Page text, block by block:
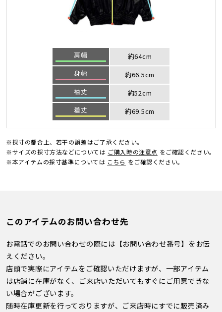
肩幅
約64cm
身幅
約66.5cm
袖丈
約52cm
着丈
約69.5cm
※採寸の都合上、若干の誤差はご了承ください。
※サイズの採寸方法などについては ご購入時の注意点 をご確認ください。
※本アイテムの採寸基準については こちら をご確認ください。
このアイテムのお問い合わせ先
お電話でのお問い合わせの際には【お問い合わせ番号】をお伝
えください。
店頭で実際にアイテムをご確認いただけますが、一部アイテム
は店舗に在庫がなく、ご来店いただいてもすぐにご用意できな
い場合がございます。
随時在庫更新を行っておりますが、ご来店時にすでに販売済み